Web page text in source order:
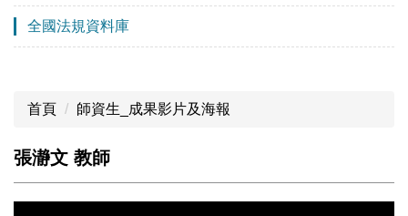
全國法規資料庫
首頁 師資生_成果影片及海報
張瀞文 教師